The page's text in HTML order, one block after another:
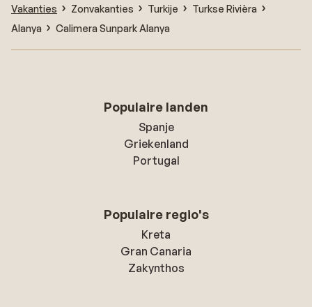
Vakanties Zonvakanties Turkije
Turkse Rivièra
Alanya
Calimera Sunpark Alanya
Populaire landen
Spanje
Griekenland
Portugal
Populaire regio's
Kreta
Gran Canaria
Zakynthos